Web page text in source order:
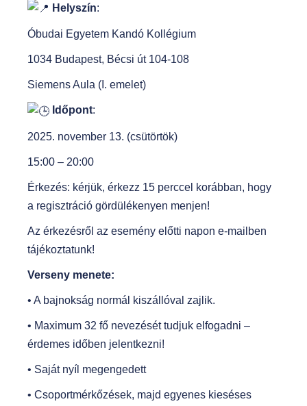
Helyszín:
Óbudai Egyetem Kandó Kollégium
1034 Budapest, Bécsi út 104-108
Siemens Aula (I. emelet)
Időpont:
2025. november 13. (csütörtök)
15:00 – 20:00
Érkezés: kérjük, érkezz 15 perccel korábban, hogy
a regisztráció gördülékenyen menjen!
Az érkezésről az esemény előtti napon e-mailben
tájékoztatunk!
Verseny menete:
• A bajnokság normál kiszállóval zajlik.
• Maximum 32 fő nevezését tudjuk elfogadni –
érdemes időben jelentkezni!
• Saját nyíl megengedett
• Csoportmérkőzések, majd egyenes kieséses